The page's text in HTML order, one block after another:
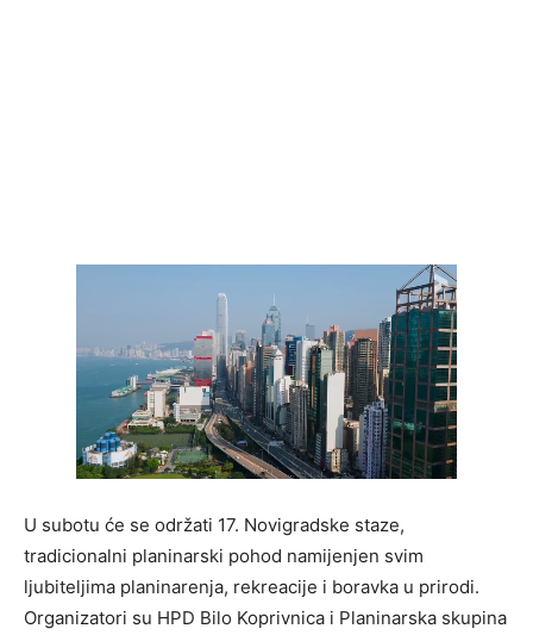
U subotu će se održati 17. Novigradske staze,
tradicionalni planinarski pohod namijenjen svim
ljubiteljima planinarenja, rekreacije i boravka u prirodi.
Organizatori su HPD Bilo Koprivnica i Planinarska skupina